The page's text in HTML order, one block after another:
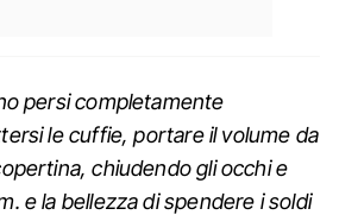
persi completamente
le cuffie, portare il volume da
chiudendo gli occhi e
e la bellezza di spendere i soldi